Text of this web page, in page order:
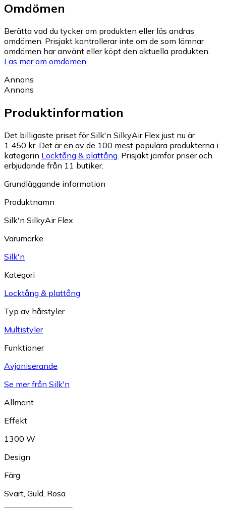
Omdömen
Berätta vad du tycker om produkten eller läs andras
omdömen. Prisjakt kontrollerar inte om de som lämnar
omdömen har använt eller köpt den aktuella produkten.
Läs mer om omdömen.
Annons
Annons
Produktinformation
Det billigaste priset för Silk'n SilkyAir Flex just nu är
1 450 kr. Det är en av de 100 mest populära produkterna i
kategorin Locktång & plattång. Prisjakt jämför priser och
erbjudande från 11 butiker.
Grundläggande information
Produktnamn
Silk'n SilkyAir Flex
Varumärke
Silk'n
Kategori
Locktång & plattång
Typ av hårstyler
Multistyler
Funktioner
Avjoniserande
Se mer från Silk'n
Allmänt
Effekt
1300 W
Design
Färg
Svart, Guld, Rosa